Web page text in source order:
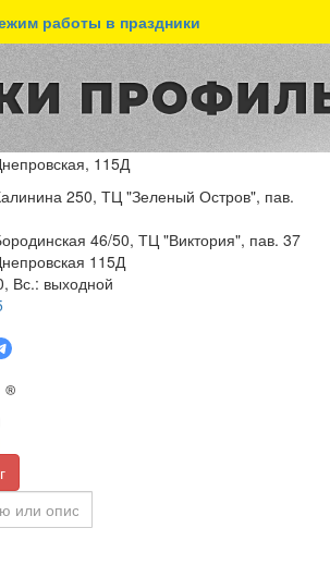
работы в праздники
115Д
250, ТЦ "Зеленый Остров", пав.
46/50, ТЦ "Виктория", пав. 37
115Д
Вс.: выходной